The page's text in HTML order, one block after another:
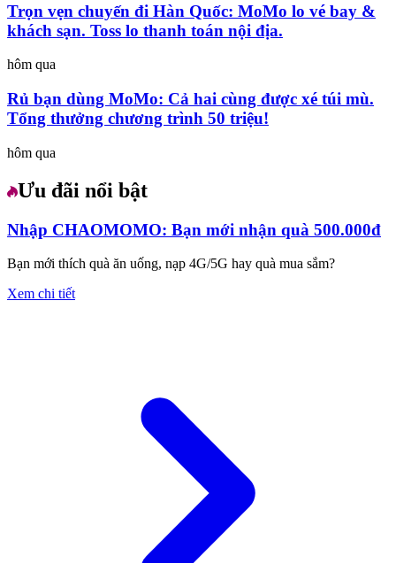
Trọn vẹn chuyến đi Hàn Quốc: MoMo lo vé bay &
khách sạn. Toss lo thanh toán nội địa.
hôm qua
Rủ bạn dùng MoMo: Cả hai cùng được xé túi mù.
Tổng thưởng chương trình 50 triệu!
hôm qua
Ưu đãi nổi bật
Nhập CHAOMOMO: Bạn mới nhận quà 500.000đ
Bạn mới thích quà ăn uống, nạp 4G/5G hay quà mua sắm?
Xem chi tiết